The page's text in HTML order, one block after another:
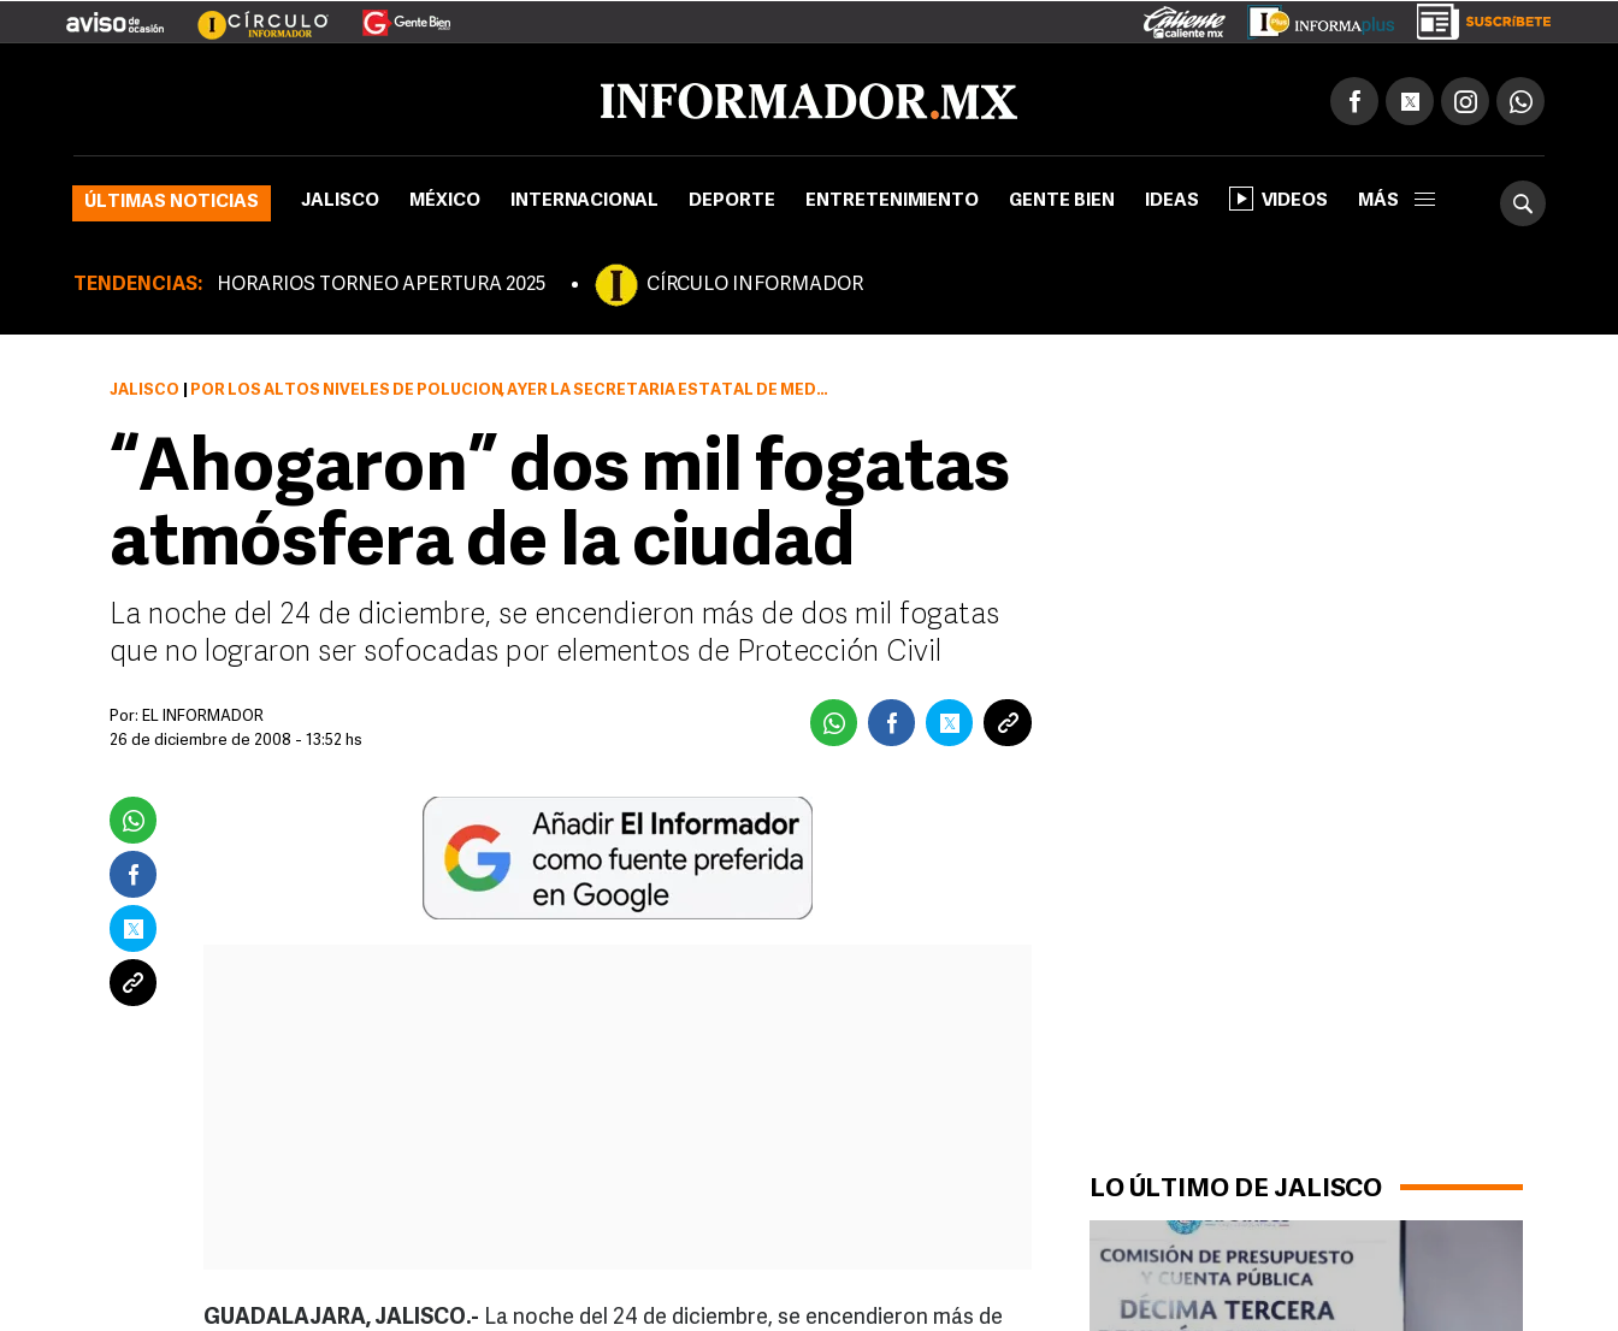
ÚLTIMAS NOTICIAS JALISCO MÉXICO INTERNACIONAL DEPORTE ENTRETENIMIENTO GENTE BIEN IDEAS VIDEOS MÁS
TENDENCIAS: HORARIOS TORNEO APERTURA 2025 CÍRCULO INFORMADOR
LO ÚLTIMO DE JALISCO
JALISCO POR LOS ALTOS NIVELES DE POLUCIÓN, AYER LA SECRETARÍA ESTATAL DE MEDIO AMBIENTE ACTIVÓ LA PRIMERA FASE DEL PLAN DE CONTIGENCIAS
“Ahogaron” dos mil fogatas
atmósfera de la ciudad
La noche del 24 de diciembre, se encendieron más de dos mil fogatas
que no lograron ser sofocadas por elementos de Protección Civil
Por: EL INFORMADOR
26 de diciembre de 2008 - 13:52 hs
GUADALAJARA, JALISCO.- La noche del 24 de diciembre, se encendieron más de